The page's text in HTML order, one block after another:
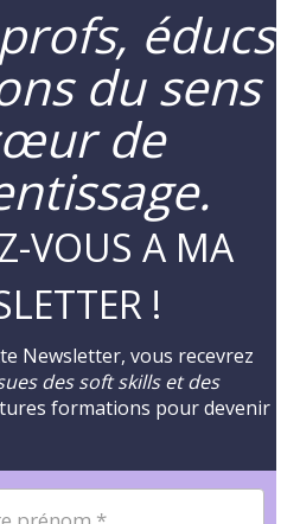
éducs
du sens
de
VOUS A MA
!
Newsletter, vous recevrez
des soft skills et des
formations pour devenir